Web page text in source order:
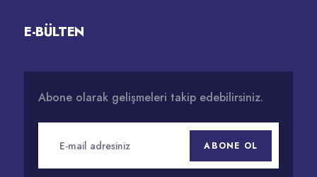
E-BÜLTEN
Abone olarak gelişmeleri takip edebilirsiniz.
ABONE OL